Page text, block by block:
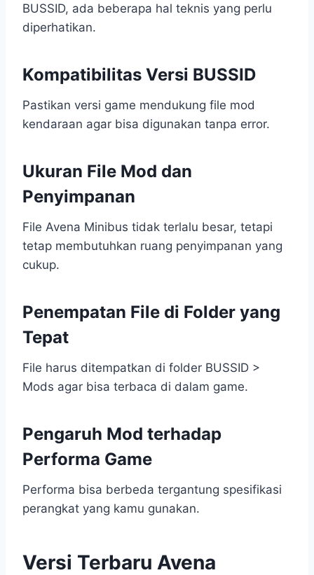
BUSSID, ada beberapa hal teknis yang perlu
diperhatikan.
Kompatibilitas Versi BUSSID
Pastikan versi game mendukung file mod
kendaraan agar bisa digunakan tanpa error.
Ukuran File Mod dan
Penyimpanan
File Avena Minibus tidak terlalu besar, tetapi
tetap membutuhkan ruang penyimpanan yang
cukup.
Penempatan File di Folder yang
Tepat
File harus ditempatkan di folder BUSSID >
Mods agar bisa terbaca di dalam game.
Pengaruh Mod terhadap
Performa Game
Performa bisa berbeda tergantung spesifikasi
perangkat yang kamu gunakan.
Versi Terbaru Avena